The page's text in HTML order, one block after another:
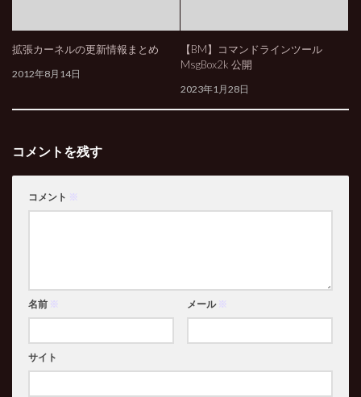
拡張カーネルの更新情報まとめ
2012年8月14日
【BM】コマンドラインツール
MsgBox2k 公開
2023年1月28日
コメントを残す
コメント ※
名前 ※ メール ※
サイト